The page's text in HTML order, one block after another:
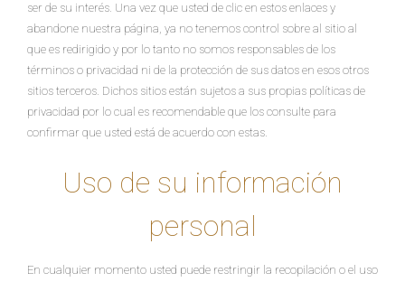
ser de su interés. Una vez que usted de clic en estos enlaces y
abandone nuestra página, ya no tenemos control sobre al sitio al
que es redirigido y por lo tanto no somos responsables de los
términos o privacidad ni de la protección de sus datos en esos otros
sitios terceros. Dichos sitios están sujetos a sus propias políticas de
privacidad por lo cual es recomendable que los consulte para
confirmar que usted está de acuerdo con estas.
Uso de su información
personal
En cualquier momento usted puede restringir la recopilación o el uso